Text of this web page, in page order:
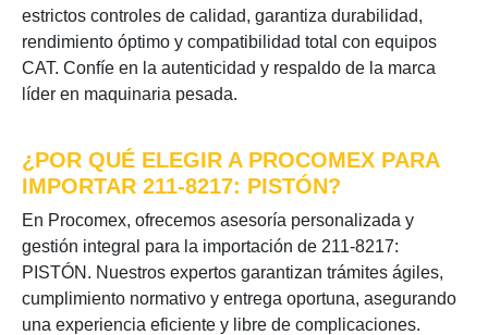
estrictos controles de calidad, garantiza durabilidad,
rendimiento óptimo y compatibilidad total con equipos
CAT. Confíe en la autenticidad y respaldo de la marca
líder en maquinaria pesada.
¿POR QUÉ ELEGIR A PROCOMEX PARA
IMPORTAR 211-8217: PISTÓN?
En Procomex, ofrecemos asesoría personalizada y
gestión integral para la importación de 211-8217:
PISTÓN. Nuestros expertos garantizan trámites ágiles,
cumplimiento normativo y entrega oportuna, asegurando
una experiencia eficiente y libre de complicaciones.